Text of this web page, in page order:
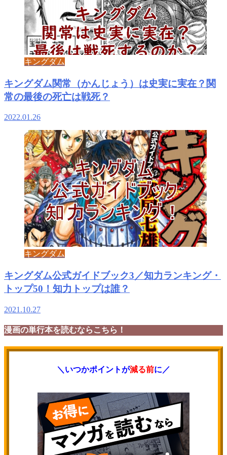
キングダム
キングダム関常（かんじょう）は史実に実在？関
常の最後の死亡は戦死？
2022.01.26
キングダム
キングダム公式ガイドブック3／知力ランキング・
トップ50！知力トップは誰？
2021.10.27
漫画の単行本を読むならこちら！
＼いつかポイントが減る前に／